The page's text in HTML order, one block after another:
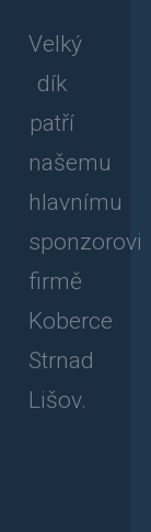
Velký
dík
patří
našemu
hlavnímu
sponzorovi
firmě
Koberce
Strnad
Lišov.